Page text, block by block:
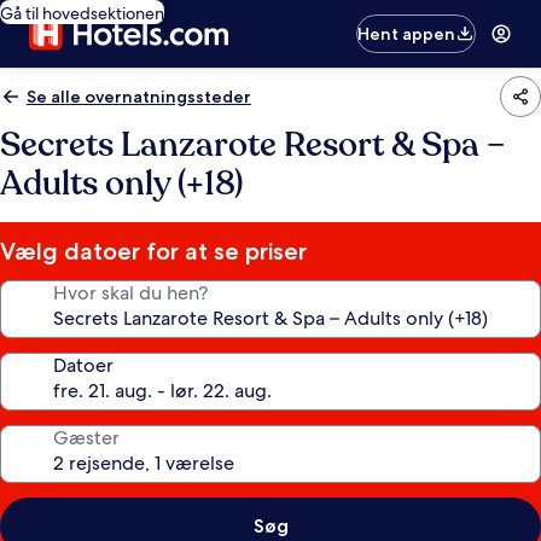
Gå til hovedsektionen
Hent appen
Se alle overnatningssteder
Secrets Lanzarote Resort & Spa –
Adults only (+18)
Vælg datoer for at se priser
Hvor skal du hen?
Datoer
Gæster
Søg